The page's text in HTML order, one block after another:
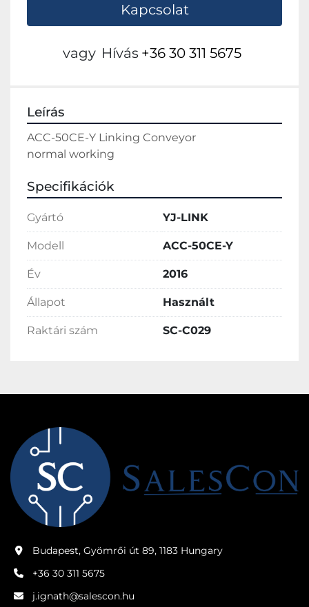
Kapcsolat
vagy Hívás +36 30 311 5675
Leírás
ACC-50CE-Y Linking Conveyor
normal working
Specifikációk
Gyártó YJ-LINK
Modell ACC-50CE-Y
Év 2016
Állapot Használt
Raktári szám SC-C029
Budapest, Gyömrői út 89, 1183 Hungary
+36 30 311 5675
j.ignath@salescon.hu